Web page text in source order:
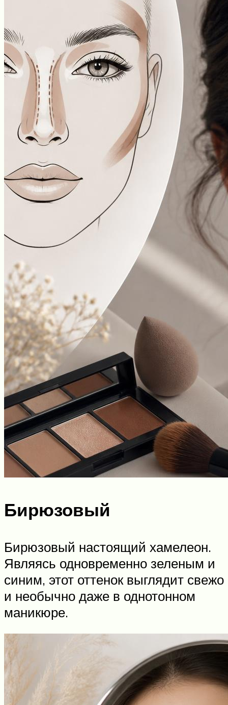
Бирюзовый
Бирюзовый настоящий хамелеон.
Являясь одновременно зеленым и
синим, этот оттенок выглядит свежо
и необычно даже в однотонном
маникюре.